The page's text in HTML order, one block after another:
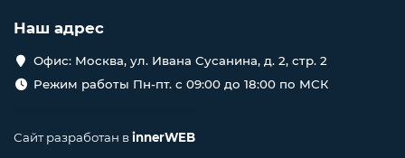
Наш адрес
Офис: Москва, ул. Ивана Сусанина, д. 2, стр. 2
Режим работы Пн-пт. с 09:00 до 18:00 по МСК
Сайт разработан вinnerWEB